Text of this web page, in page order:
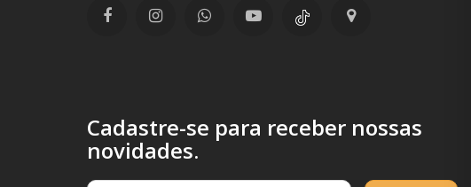
Cadastre-se para receber nossas
novidades.